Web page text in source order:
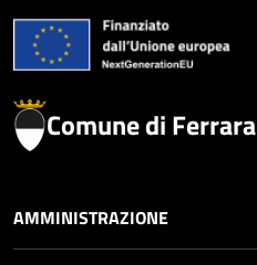
Comune di Ferrara
AMMINISTRAZIONE